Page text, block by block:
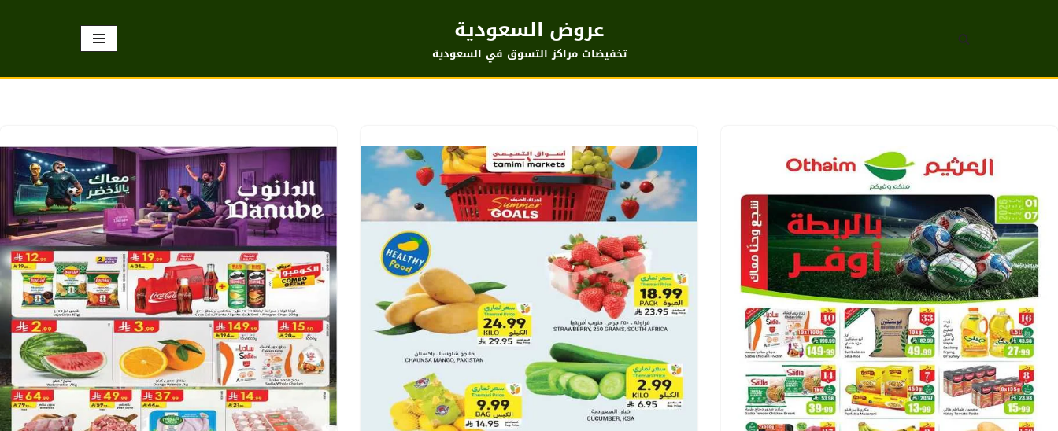
عروض السعودية
تخفيضات مراكز التسوق في السعودية